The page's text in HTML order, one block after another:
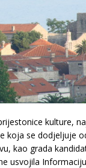
kulture,
koja se dodjeljuje
kao grada
usvojila